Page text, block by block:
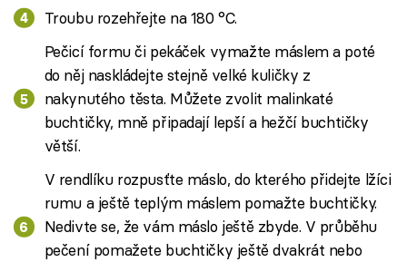
Troubu rozehřejte na 180 °C.
Pečicí formu či pekáček vymažte máslem a poté
do něj naskládejte stejně velké kuličky z
nakynutého těsta. Můžete zvolit malinkaté
buchtičky, mně připadají lepší a hežčí buchtičky
větší.
V rendlíku rozpusťte máslo, do kterého přidejte lžíci
rumu a ještě teplým máslem pomažte buchtičky.
Nedivte se, že vám máslo ještě zbyde. V průběhu
pečení pomažete buchtičky ještě dvakrát nebo